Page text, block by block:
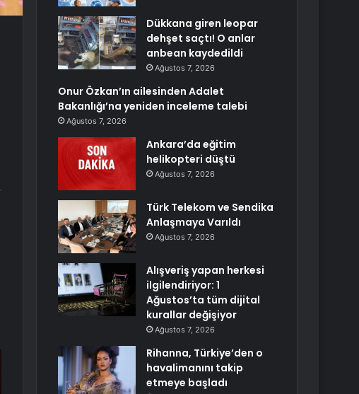
Dükkana giren leopar
dehşet saçtı! O anlar
anbean kaydedildi
Ağustos 7, 2026
Onur Özkan’ın ailesinden Adalet
Bakanlığı’na yeniden inceleme talebi
Ağustos 7, 2026
Ankara’da eğitim
helikopteri düştü
Ağustos 7, 2026
Türk Telekom ve Sendika
Anlaşmaya Varıldı
Ağustos 7, 2026
Alışveriş yapan herkesi
ilgilendiriyor: 1
Ağustos’ta tüm dijital
kurallar değişiyor
Ağustos 7, 2026
Rihanna, Türkiye’den o
havalimanını takip
etmeye başladı